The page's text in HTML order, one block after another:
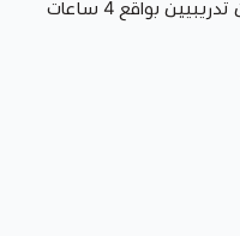
8 ساعات تدريبية موزعة على يومين تدريبيين بواقع 4 ساعات